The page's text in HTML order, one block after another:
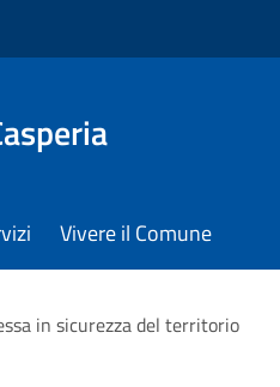
Vivere il Comune
in sicurezza del territorio